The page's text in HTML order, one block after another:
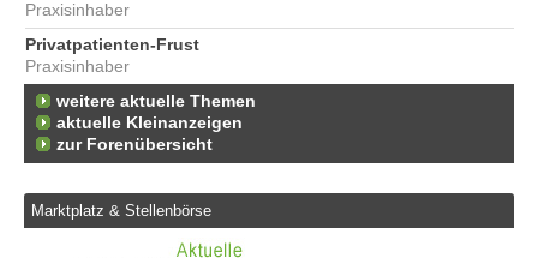
Praxisinhaber
Privatpatienten-Frust
Praxisinhaber
weitere aktuelle Themen
aktuelle Kleinanzeigen
zur Forenübersicht
Marktplatz & Stellenbörse